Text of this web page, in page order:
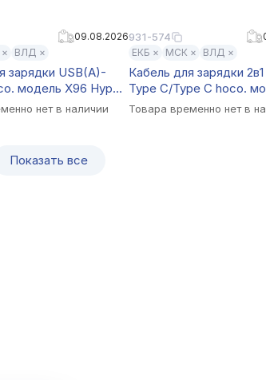
09.08.2026
ВЛД ×
зарядки USB(A)-
модель X96 Hyper,
белыйнет в наличии
931-574
ЕКБ ×
МСК × ВЛД ×
Кабель для зарядки
Type C/Type C hoco.
X123 Victory, 1 м, черный
Товара временно нет в
Показать все